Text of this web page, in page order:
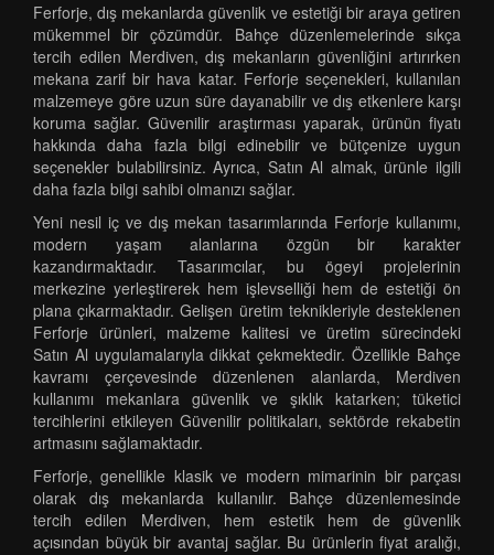
Ferforje, dış mekanlarda güvenlik ve estetiği bir araya getiren
mükemmel bir çözümdür. Bahçe düzenlemelerinde sıkça
tercih edilen Merdiven, dış mekanların güvenliğini artırırken
mekana zarif bir hava katar. Ferforje seçenekleri, kullanılan
malzemeye göre uzun süre dayanabilir ve dış etkenlere karşı
koruma sağlar. Güvenilir araştırması yaparak, ürünün fiyatı
hakkında daha fazla bilgi edinebilir ve bütçenize uygun
seçenekler bulabilirsiniz. Ayrıca, Satın Al almak, ürünle ilgili
daha fazla bilgi sahibi olmanızı sağlar.
Yeni nesil iç ve dış mekan tasarımlarında Ferforje kullanımı,
modern yaşam alanlarına özgün bir karakter
kazandırmaktadır. Tasarımcılar, bu ögeyi projelerinin
merkezine yerleştirerek hem işlevselliği hem de estetiği ön
plana çıkarmaktadır. Gelişen üretim teknikleriyle desteklenen
Ferforje ürünleri, malzeme kalitesi ve üretim sürecindeki
Satın Al uygulamalarıyla dikkat çekmektedir. Özellikle Bahçe
kavramı çerçevesinde düzenlenen alanlarda, Merdiven
kullanımı mekanlara güvenlik ve şıklık katarken; tüketici
tercihlerini etkileyen Güvenilir politikaları, sektörde rekabetin
artmasını sağlamaktadır.
Ferforje, genellikle klasik ve modern mimarinin bir parçası
olarak dış mekanlarda kullanılır. Bahçe düzenlemesinde
tercih edilen Merdiven, hem estetik hem de güvenlik
açısından büyük bir avantaj sağlar. Bu ürünlerin fiyat aralığı,